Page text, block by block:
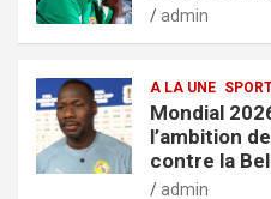
admin
A LA UNE
Mondial
l’ambition
contre la
admin